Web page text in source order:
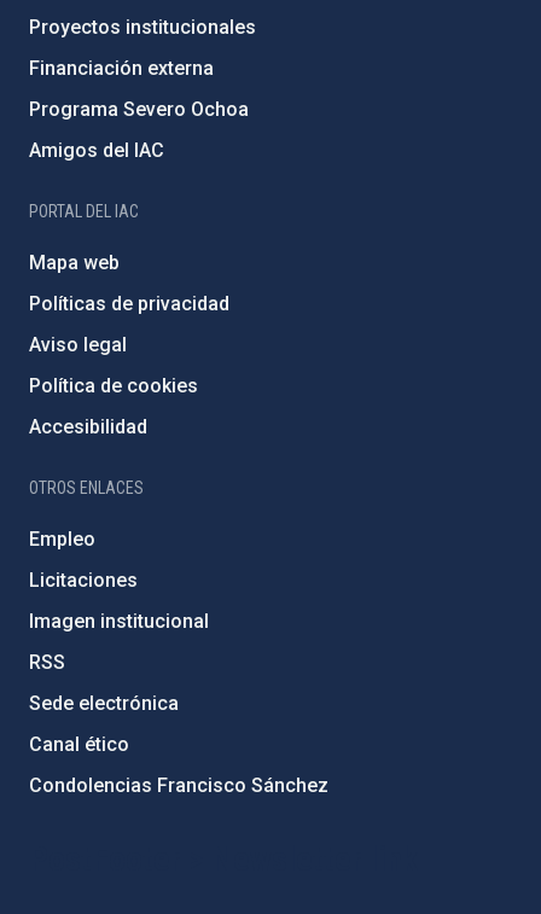
Proyectos institucionales
Financiación externa
Programa Severo Ochoa
Amigos del IAC
PORTAL DEL IAC
Mapa web
Políticas de privacidad
Aviso legal
Política de cookies
Accesibilidad
OTROS ENLACES
Empleo
Licitaciones
Imagen institucional
RSS
Sede electrónica
Canal ético
Condolencias Francisco Sánchez